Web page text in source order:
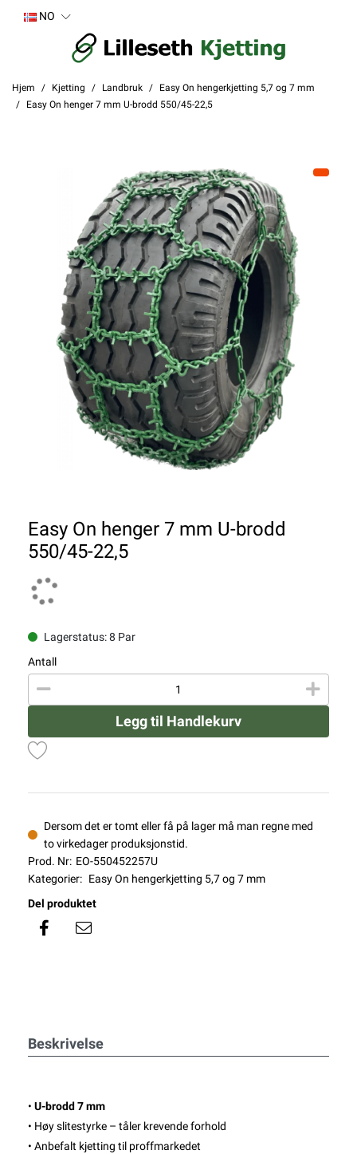
NO
Hjem Kjetting Landbruk
Easy On hengerkjetting 5,7 og 7 mm
Easy On henger 7 mm U-brodd 550/45-22,5
Easy On henger 7 mm U-brodd
550/45-22,5
Lagerstatus: 8 Par
Antall
Legg til Handlekurv
Dersom det er tomt eller få på lager må man regne med
to virkedager produksjonstid.
Prod. Nr: EO-550452257U
Kategorier: Easy On hengerkjetting 5,7 og 7 mm
Del produktet
Beskrivelse
• U-brodd 7 mm
• Høy slitestyrke – tåler krevende forhold
• Anbefalt kjetting til proffmarkedet